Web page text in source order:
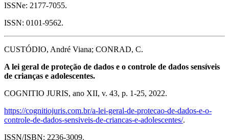
ISSNe: 2177-7055.
ISSN: 0101-9562.
CUSTÓDIO, André Viana; CONRAD, C.
A lei geral de proteção de dados e o controle de dados sensíveis
de crianças e adolescentes.
COGNITIO JURIS, ano XII, v. 43, p. 1-25, 2022.
https://cognitiojuris.com.br/a-lei-geral-de-protecao-de-dados-e-o-
controle-de-dados-sensiveis-de-criancas-e-adolescentes/.
ISSN/ISBN: 2236-3009.